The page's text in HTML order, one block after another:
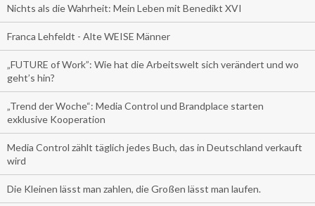
Nichts als die Wahrheit: Mein Leben mit Benedikt XVI
Franca Lehfeldt - Alte WEISE Männer
„FUTURE of Work”: Wie hat die Arbeitswelt sich verändert und wo
geht’s hin?
„Trend der Woche“: Media Control und Brandplace starten
exklusive Kooperation
Media Control zählt täglich jedes Buch, das in Deutschland verkauft
wird
Die Kleinen lässt man zahlen, die Großen lässt man laufen.